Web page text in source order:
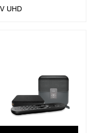
UHD
€ par mois, Engagement 12 mois